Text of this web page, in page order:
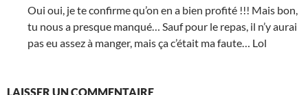
Oui oui, je te confirme qu’on en a bien profité !!! Mais bon,
tu nous a presque manqué… Sauf pour le repas, il n’y aurai
pas eu assez à manger, mais ça c’était ma faute… Lol
LAISSER UN COMMENTAIRE